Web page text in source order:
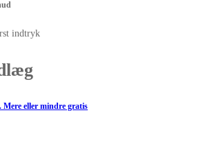
indtryk
Mere eller mindre gratis